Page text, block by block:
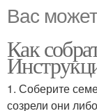
Вас
Как
1. Соберите
созрели они